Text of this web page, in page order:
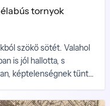
tornyok
szökő sötét. Valahol
is jól hallotta, s
képtelenségnek tűnt
húztak volna le egy